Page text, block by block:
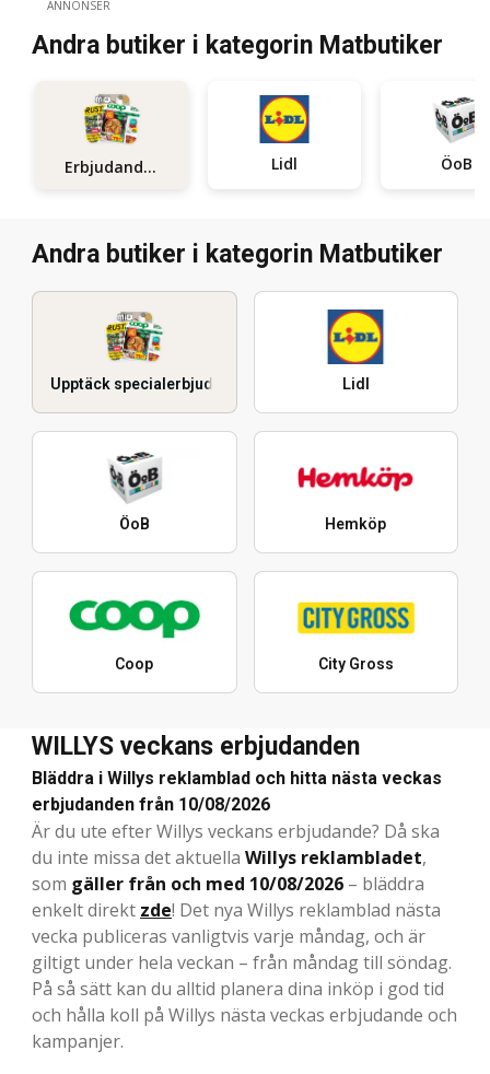
ANNONSER
Andra butiker i kategorin Matbutiker
Erbjudanden Lidl ÖoB
Andra butiker i kategorin Matbutiker
Upptäck specialerbjudanden Lidl
ÖoB Hemköp
Coop City Gross
WILLYS veckans erbjudanden
Bläddra i Willys reklamblad och hitta nästa veckas
erbjudanden från 10/08/2026
Är du ute efter Willys veckans erbjudande? Då ska
du inte missa det aktuella Willys reklambladet,
som gäller från och med 10/08/2026 – bläddra
enkelt direkt zde! Det nya Willys reklamblad nästa
vecka publiceras vanligtvis varje måndag, och är
giltigt under hela veckan – från måndag till söndag.
På så sätt kan du alltid planera dina inköp i god tid
och hålla koll på Willys nästa veckas erbjudande och
kampanjer.